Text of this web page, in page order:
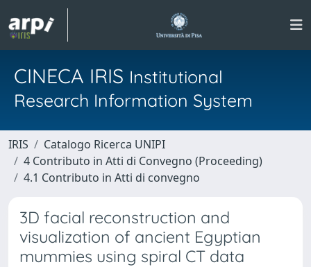
CINECA IRIS Institutional
Research Information System
IRIS
Catalogo Ricerca UNIPI
4 Contributo in Atti di Convegno (Proceeding)
4.1 Contributo in Atti di convegno
3D facial reconstruction and
visualization of ancient Egyptian
mummies using spiral CT data